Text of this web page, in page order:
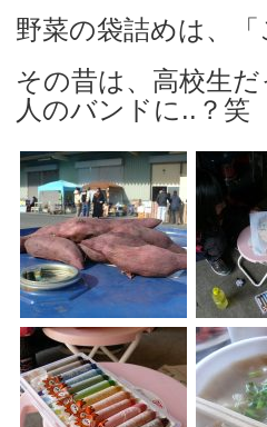
野菜の袋詰めは、
その昔は、高校生
人のバンドに..？笑